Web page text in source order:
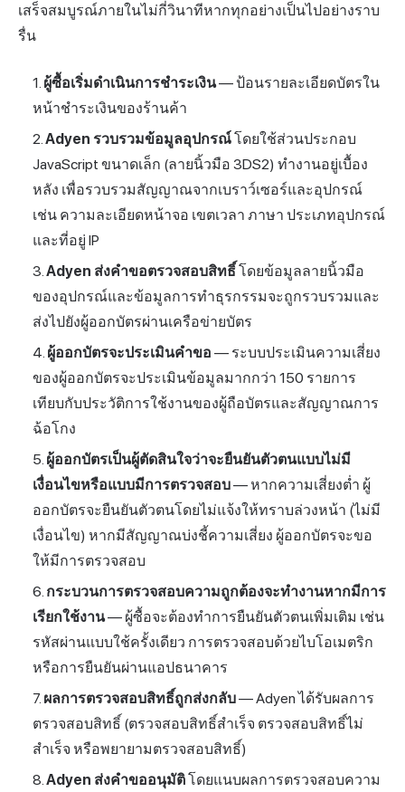
เสร็จสมบูรณ์ภายในไม่กี่วินาทีหากทุกอย่างเป็นไปอย่างราบ
รื่น
ผู้ซื้อเริ่มดำเนินการชำระเงิน— ป้อนรายละเอียดบัตรใน
หน้าชำระเงินของร้านค้า
Adyen รวบรวมข้อมูลอุปกรณ์โดยใช้ส่วนประกอบ
JavaScript ขนาดเล็ก (ลายนิ้วมือ 3DS2) ทำงานอยู่เบื้อง
หลัง เพื่อรวบรวมสัญญาณจากเบราว์เซอร์และอุปกรณ์
เช่น ความละเอียดหน้าจอ เขตเวลา ภาษา ประเภทอุปกรณ์
และที่อยู่ IP
Adyen ส่งคำขอตรวจสอบสิทธิ์โดยข้อมูลลายนิ้วมือ
ของอุปกรณ์และข้อมูลการทำธุรกรรมจะถูกรวบรวมและ
ส่งไปยังผู้ออกบัตรผ่านเครือข่ายบัตร
ผู้ออกบัตรจะประเมินคำขอ — ระบบประเมินความเสี่ยง
ของผู้ออกบัตรจะประเมินข้อมูลมากกว่า 150 รายการ
เทียบกับประวัติการใช้งานของผู้ถือบัตรและสัญญาณการ
ฉ้อโกง
ผู้ออกบัตรเป็นผู้ตัดสินใจว่าจะยืนยันตัวตนแบบไม่มี
เงื่อนไขหรือแบบมีการตรวจสอบ— หากความเสี่ยงต่ำ ผู้
ออกบัตรจะยืนยันตัวตนโดยไม่แจ้งให้ทราบล่วงหน้า (ไม่มี
เงื่อนไข) หากมีสัญญาณบ่งชี้ความเสี่ยง ผู้ออกบัตรจะขอ
ให้มีการตรวจสอบ
กระบวนการตรวจสอบความถูกต้องจะทำงานหากมีการ
เรียกใช้งาน— ผู้ซื้อจะต้องทำการยืนยันตัวตนเพิ่มเติม เช่น
รหัสผ่านแบบใช้ครั้งเดียว การตรวจสอบด้วยไบโอเมตริก
หรือการยืนยันผ่านแอปธนาคาร
ผลการตรวจสอบสิทธิ์ถูกส่งกลับ— Adyen ได้รับผลการ
ตรวจสอบสิทธิ์ (ตรวจสอบสิทธิ์สำเร็จ ตรวจสอบสิทธิ์ไม่
สำเร็จ หรือพยายามตรวจสอบสิทธิ์)
Adyen ส่งคำขออนุมัติโดยแนบผลการตรวจสอบความ